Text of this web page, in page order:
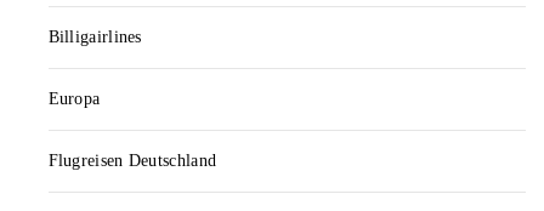
Billigairlines
Europa
Flugreisen Deutschland